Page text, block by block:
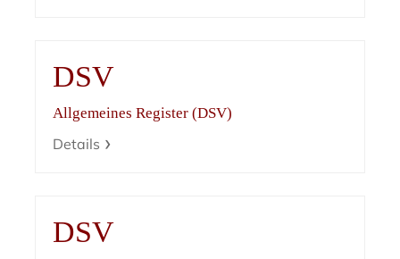
DSV
Allgemeines Register (DSV)
Details
DSV